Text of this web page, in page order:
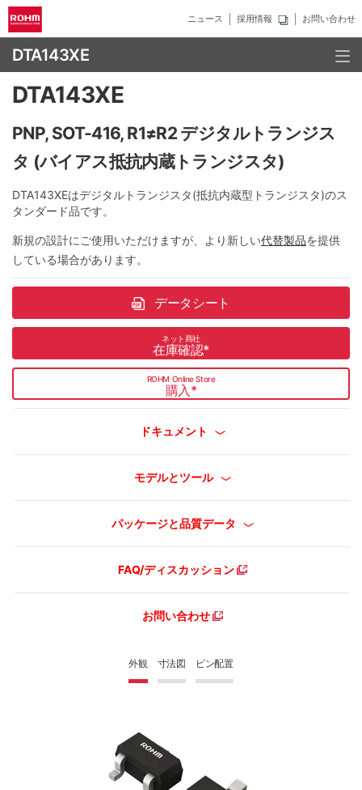
ニュース 採用情報 お問い合わせ
DTA143XE
外観 寸法図 ピン配置
DTA143XE
PNP, SOT-416, R1≠R2 デジタルトランジス
タ (バイアス抵抗内蔵トランジスタ)
DTA143XEはデジタルトランジスタ(抵抗内蔵型トランジスタ)のス
タンダード品です。
新規の設計にご使用いただけますが、より新しい代替製品を提供
している場合があります。
データシート
ネット商社
在庫確認*
ROHM Online Store
購入*
ドキュメント
モデルとツール
パッケージと品質データ
FAQ/ディスカッション
お問い合わせ